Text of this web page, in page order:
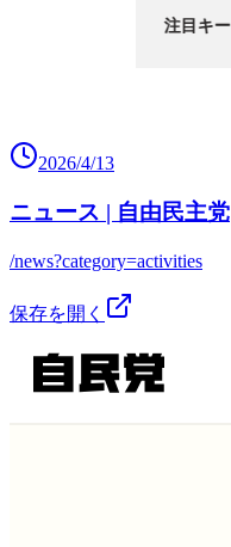
2026/4/13
ニュース | 自由民主党
/news?category=activities
保存を開く